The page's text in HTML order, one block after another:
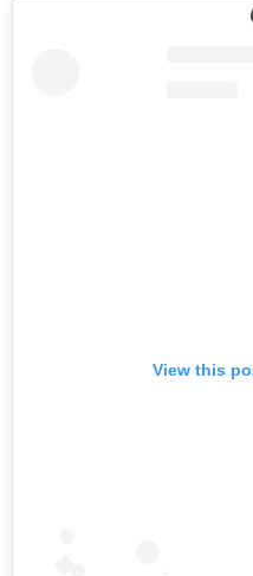
View this